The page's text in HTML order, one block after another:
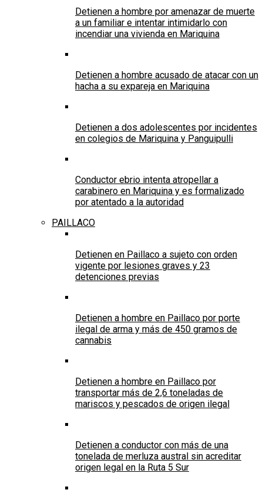
Detienen a hombre por amenazar de muerte
a un familiar e intentar intimidarlo con
incendiar una vivienda en Mariquina
Detienen a hombre acusado de atacar con un
hacha a su expareja en Mariquina
Detienen a dos adolescentes por incidentes
en colegios de Mariquina y Panguipulli
Conductor ebrio intenta atropellar a
carabinero en Mariquina y es formalizado
por atentado a la autoridad
PAILLACO
Detienen en Paillaco a sujeto con orden
vigente por lesiones graves y 23
detenciones previas
Detienen a hombre en Paillaco por porte
ilegal de arma y más de 450 gramos de
cannabis
Detienen a hombre en Paillaco por
transportar más de 2,6 toneladas de
mariscos y pescados de origen ilegal
Detienen a conductor con más de una
tonelada de merluza austral sin acreditar
origen legal en la Ruta 5 Sur